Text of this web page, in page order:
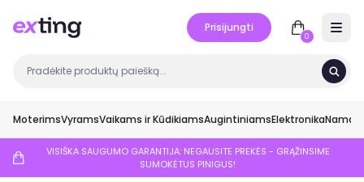
Prisijungti
0
MoterimsVyramsVaikams ir KūdikiamsAugintiniamsElektronikaNamai
VISIŠKA SAUGUMO GARANTIJA: NEGAUSITE PREKĖS - GRĄŽINSIME
SUMOKĖTUS PINIGUS!